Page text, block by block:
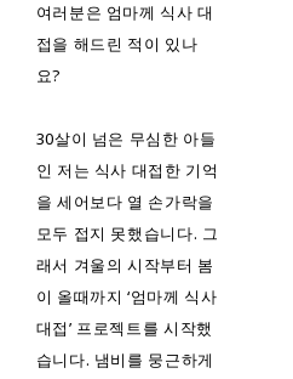
여러분은 엄마께 식사 대
접을 해드린 적이 있나
요?
30살이 넘은 무심한 아들
인 저는 식사 대접한 기억
을 세어보다 열 손가락을
모두 접지 못했습니다. 그
래서 겨울의 시작부터 봄
이 올때까지 ‘엄마께 식사
대접’ 프로젝트를 시작했
습니다. 냄비를 뭉근하게